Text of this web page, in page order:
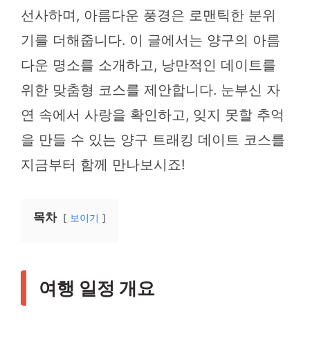
선사하며, 아름다운 풍경은 로맨틱한 분위
기를 더해줍니다. 이 글에서는 양구의 아름
다운 명소를 소개하고, 낭만적인 데이트를
위한 맞춤형 코스를 제안합니다. 눈부신 자
연 속에서 사랑을 확인하고, 잊지 못할 추억
을 만들 수 있는 양구 트래킹 데이트 코스를
지금부터 함께 만나보시죠!
목차 보이기
여행 일정 개요